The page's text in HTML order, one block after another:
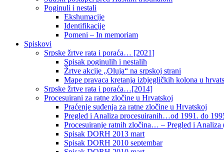
Poginuli i nestali
Ekshumacije
Identifikacije
Pomeni – In memoriam
Spiskovi
Srpske žrtve rata i poraća… [2021]
Spisak poginulih i nestalih
Žrtve akcije „Oluja“ na srpskoj strani
Mape pravaca kretanja izbjegličkih kolona u
Srpske žrtve rata i poraća…[2014]
Procesuirani za ratne zločine u Hrvatskoj
Praćenje suđenja za ratne zločine u Hrvatskoj
Pregled i Analiza procesuiranih…od 1991. do
Procesuiranje ratnih zločina… – Pregled i Analiza
Spisak DORH 2013 mart
Spisak DORH 2010 septembar